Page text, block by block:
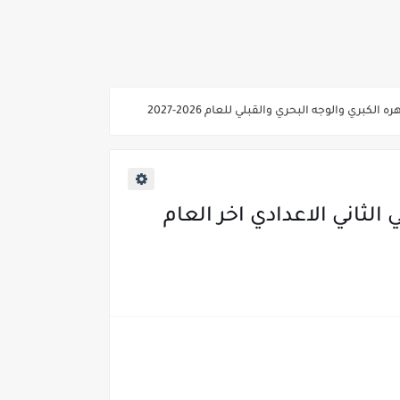
«البشرى»
من غدا
الاعدادي اخر العام